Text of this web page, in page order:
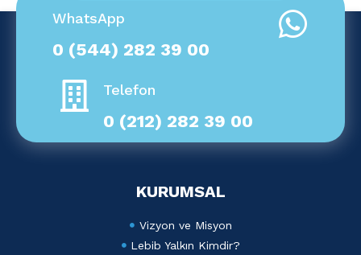
WhatsApp
0 (544) 282 39 00
Telefon
0 (212) 282 39 00
KURUMSAL
Vizyon ve Misyon
Lebib Yalkın Kimdir?